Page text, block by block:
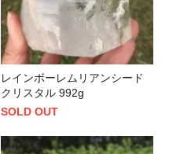
レインボーレムリアンシード
クリスタル 992g
SOLD OUT